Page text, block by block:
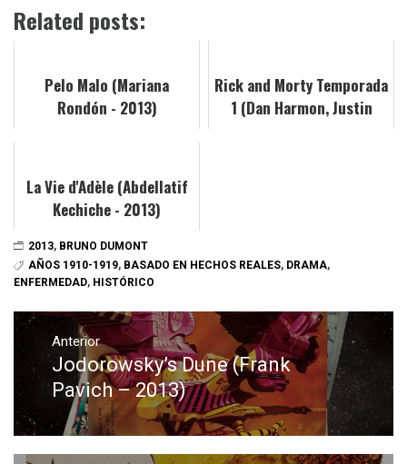
Related posts:
Pelo Malo (Mariana
Rondón - 2013)
Rick and Morty Temporada
1 (Dan Harmon, Justin
La Vie d'Adèle (Abdellatif
Kechiche - 2013)
2013, BRUNO DUMONT
AÑOS 1910-1919, BASADO EN HECHOS REALES, DRAMA,
ENFERMEDAD, HISTÓRICO
Navegación
de
entradas
Anterior
Entrada
anterior:
Jodorowsky’s Dune (Frank
Pavich – 2013)